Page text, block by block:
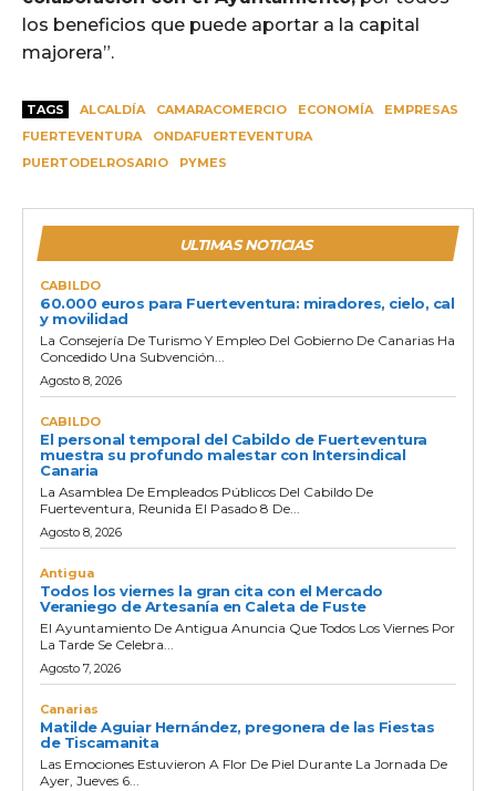
los beneficios que puede aportar a la capital
majorera”.
TAGS ALCALDÍA CAMARACOMERCIO ECONOMÍA
EMPRESAS
FUERTEVENTURA
ONDAFUERTEVENTURA
PUERTODELROSARIO
PYMES
ULTIMAS NOTICIAS
CABILDO
60.000 euros para Fuerteventura: miradores, cielo, cal
y movilidad
La Consejería De Turismo Y Empleo Del Gobierno De Canarias Ha
Concedido Una Subvención...
Agosto 8, 2026
CABILDO
El personal temporal del Cabildo de Fuerteventura
muestra su profundo malestar con Intersindical
Canaria
La Asamblea De Empleados Públicos Del Cabildo De
Fuerteventura, Reunida El Pasado 8 De...
Agosto 8, 2026
Antigua
Todos los viernes la gran cita con el Mercado
Veraniego de Artesanía en Caleta de Fuste
El Ayuntamiento De Antigua Anuncia Que Todos Los Viernes Por
La Tarde Se Celebra...
Agosto 7, 2026
Canarias
Matilde Aguiar Hernández, pregonera de las Fiestas
de Tiscamanita
Las Emociones Estuvieron A Flor De Piel Durante La Jornada De
Ayer, Jueves 6...